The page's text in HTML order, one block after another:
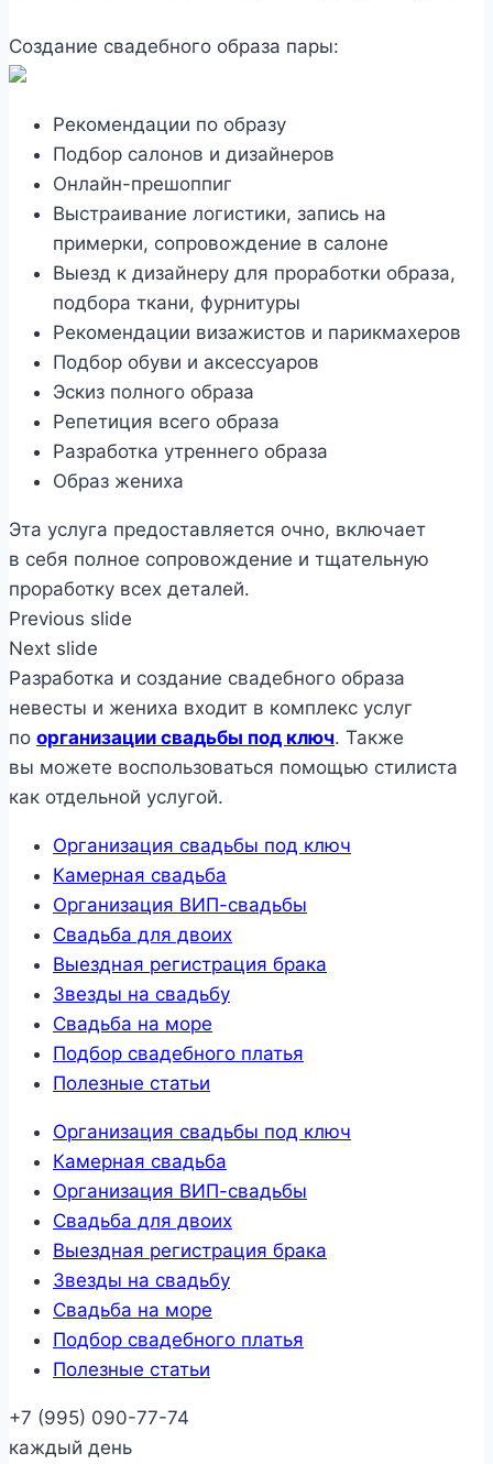
Создание свадебного образа пары:
Рекомендации по образу
Подбор салонов и дизайнеров
Онлайн-прешоппиг
Выстраивание логистики, запись на
примерки, сопровождение в салоне
Выезд к дизайнеру для проработки образа,
подбора ткани, фурнитуры
Рекомендации визажистов и парикмахеров
Подбор обуви и аксессуаров
Эскиз полного образа
Репетиция всего образа
Разработка утреннего образа
Образ жениха
Эта услуга предоставляется очно, включает
в себя полное сопровождение и тщательную
проработку всех деталей.
Previous slide
Next slide
Разработка и создание свадебного образа
невесты и жениха входит в комплекс услуг
по организации свадьбы под ключ. Также
вы можете воспользоваться помощью стилиста
как отдельной услугой.
Организация свадьбы под ключ
Камерная свадьба
Организация ВИП-свадьбы
Свадьба для двоих
Выездная регистрация брака
Звезды на свадьбу
Свадьба на море
Подбор свадебного платья
Полезные статьи
Организация свадьбы под ключ
Камерная свадьба
Организация ВИП-свадьбы
Свадьба для двоих
Выездная регистрация брака
Звезды на свадьбу
Свадьба на море
Подбор свадебного платья
Полезные статьи
+7 (995) 090-77-74
каждый день